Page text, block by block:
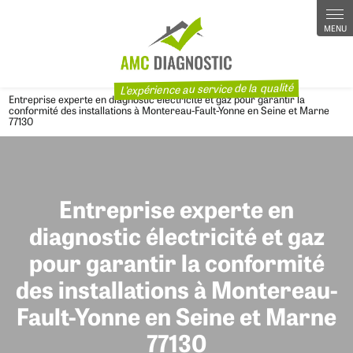
L'expérience au service de la qualité
Entreprise experte en diagnostic électricité et gaz pour garantir la
conformité des installations à Montereau-Fault-Yonne en Seine et Marne
77130
Entreprise experte en
diagnostic électricité et gaz
pour garantir la conformité
des installations à Montereau-
Fault-Yonne en Seine et Marne
77130